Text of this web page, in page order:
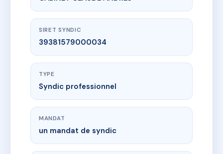
SIRET SYNDIC
39381579000034
TYPE
Syndic professionnel
MANDAT
un mandat de syndic